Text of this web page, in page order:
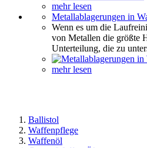
mehr lesen
Metallablagerungen in
Wenn es um die
von Metallen die größte
Unterteilung, die zu
mehr lesen
Ballistol
Waffenpflege
Waffenöl